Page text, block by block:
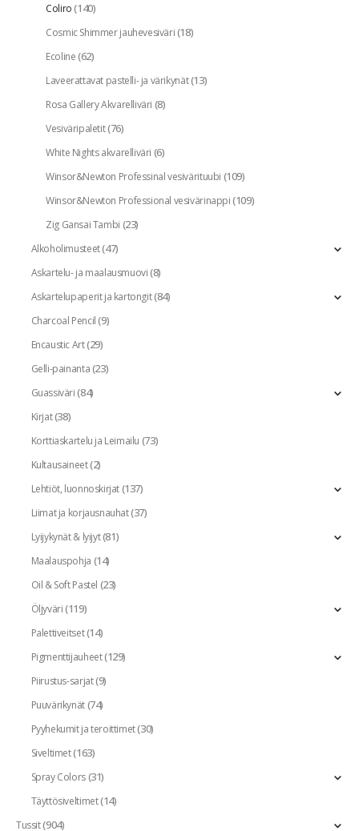
Coliro (140)
Cosmic Shimmer jauhevesiväri(18)
Ecoline(62)
Laveerattavat pastelli- ja värikynät(13)
Rosa Gallery Akvarelliväri (8)
Vesiväripaletit(76)
White Nights akvarelliväri (6)
Winsor&Newton Professinal vesivärituubi (109)
Winsor&Newton Professional vesivärinappi(109)
Zig Gansai Tambi (23)
Alkoholimusteet(47)
Askartelu- ja maalausmuovi(8)
Askartelupaperit ja kartongit(84)
Charcoal Pencil(9)
Encaustic Art(29)
Gelli-painanta(23)
Guassiväri(84)
Kirjat(38)
Korttiaskartelu ja Leimailu (73)
Kultausaineet(2)
Lehtiöt, luonnoskirjat(137)
Liimat ja korjausnauhat(37)
Lyijykynät & lyijyt(81)
Maalauspohja (14)
Oil & Soft Pastel (23)
Öljyväri(119)
Palettiveitset(14)
Pigmenttijauheet(129)
Piirustus-sarjat(9)
Puuvärikynät(74)
Pyyhekumit ja teroittimet(30)
Siveltimet(163)
Spray Colors(31)
Täyttösiveltimet(14)
Tussit(904)